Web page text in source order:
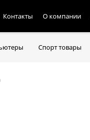
Контакты О компании
Спорт товары